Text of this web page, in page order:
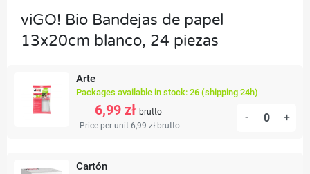
viGO! Bio Bandejas de papel
13x20cm blanco, 24 piezas
Arte
Packages available in stock: 26 (shipping 24h)
6,99 zł brutto
Price per unit 6,99 zł brutto
- +
Cartón